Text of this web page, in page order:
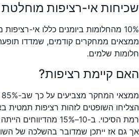
שכיחות אי-רציפות מוחלטת
10% מהחלומות ביומנים כללו אי-
ממצאים ממחקרים קודמים, שמדדו
חלומות שלמים.
האם קיימת רציפות?
הצליחו השופטים לזהות רציפות תמטית
רמת הסיכוי. ב-10–15%
אך גם אז ייתכן שמדובר בהשלכה של